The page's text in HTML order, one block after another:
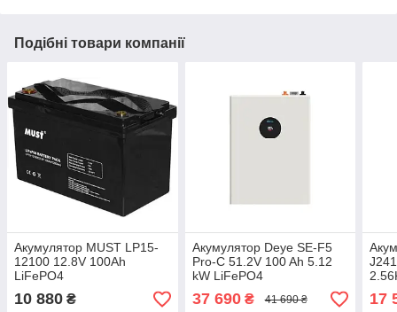
Подібні товари компанії
Акумулятор MUST LP15-
12100 12.8V 100Ah
LiFePO4
10 880 ₴
Акумулятор Deye SE-F5
Pro-C 51.2V 100 Ah 5.12
kW LiFePO4
37 690₴ 41 690 ₴ 17